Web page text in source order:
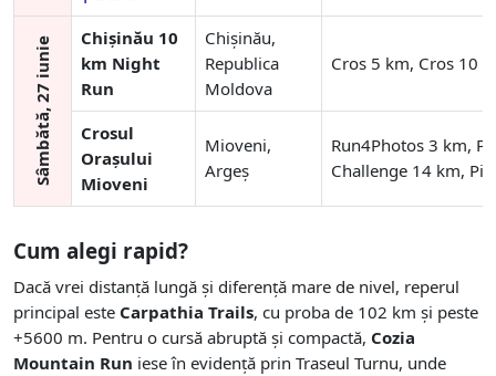
Sâmbătă, 27 iunie
Chișinău 10
km Night
Run
Chișinău,
Republica
Moldova
Cros 5 km, Cros 10
Crosul
Orașului
Mioveni
Mioveni,
Argeș
Run4Photos 3 km,
Challenge 14 km,
Cum alegi rapid?
Dacă vrei distanță lungă și diferență mare de nivel, reperul
principal este Carpathia Trails, cu proba de 102 km și peste
+5600 m. Pentru o cursă abruptă și compactă, Cozia
Mountain Run iese în evidență prin Traseul Turnu, unde